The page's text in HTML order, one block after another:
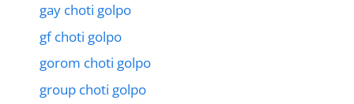
gay choti golpo
gf choti golpo
gorom choti golpo
group choti golpo